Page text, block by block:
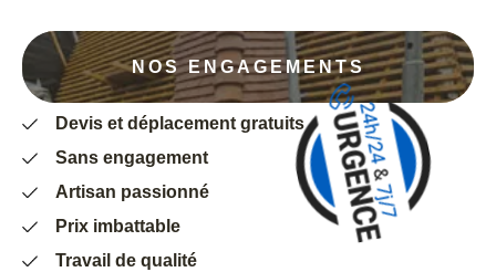
NOS ENGAGEMENTS
Devis et déplacement gratuits
Sans engagement
Artisan passionné
Prix imbattable
Travail de qualité